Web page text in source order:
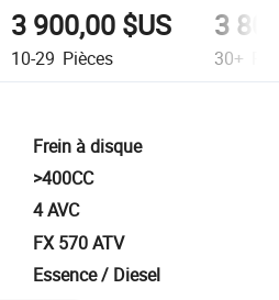
3 900,00 $US
10-29 Pièces
3
30+
Frein à disque
>400CC
4 AVC
FX 570 ATV
Essence / Diesel